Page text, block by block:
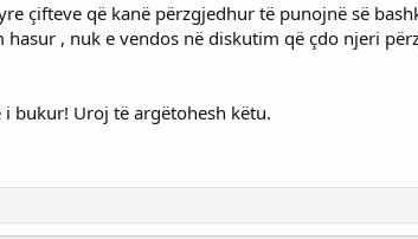
çifteve që kanë përzgjedhur të punojnë së
, nuk e vendos në diskutim që çdo njeri
bukur! Uroj të argëtohesh këtu.